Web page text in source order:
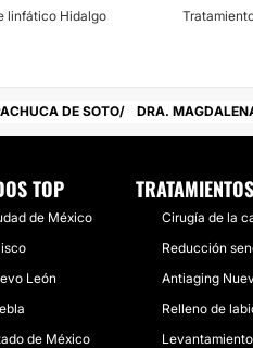
linfático Hidalgo
DE SOTO DRA.
TOP
de México
León
de México
Cirugía de la
Reducción
Antiaging
Relleno de